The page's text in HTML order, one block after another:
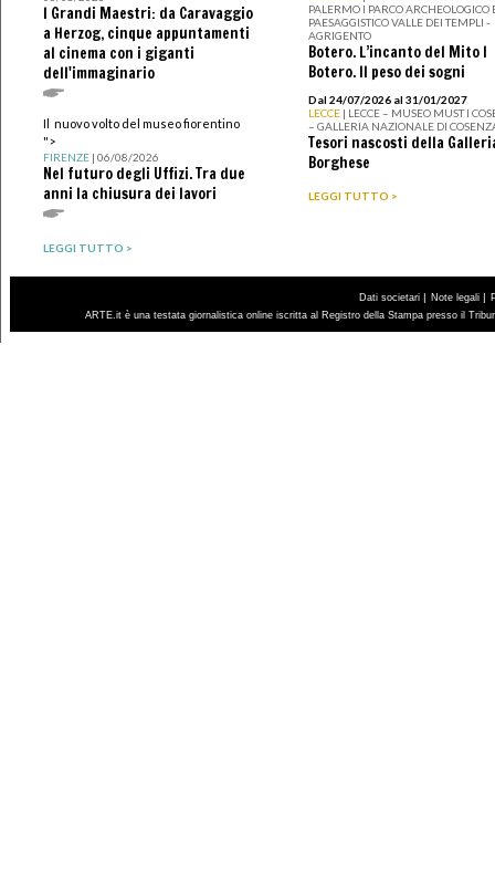
I Grandi Maestri: da Caravaggio
a Herzog, cinque appuntamenti
al cinema con i giganti
dell'immaginario
Il nuovo volto del museo fiorentino
">
FIRENZE| 06/08/2026
Nel futuro degli Uffizi. Tra due
anni la chiusura dei lavori
LEGGI TUTTO >
PALERMO I PARCO ARCHEOLOGICO
PAESAGGISTICO VALLE DEI TEMPLI -
AGRIGENTO
Botero. L’incanto del Mito I
Botero. Il peso dei sogni
Dal 24/07/2026 al 31/01/2027
LECCE | LECCE – MUSEO MUST I
– GALLERIA NAZIONALE DI
Tesori nascosti della
Borghese
LEGGI TUTTO >
Dati societari Note legali
ARTE.it è una testata giornalistica online iscritta al Registro della Stampa presso il